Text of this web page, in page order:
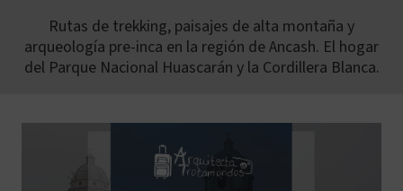
Rutas de trekking, paisajes de alta montaña y
arqueología pre-inca en la región de Ancash. El hogar
del Parque Nacional Huascarán y la Cordillera Blanca.